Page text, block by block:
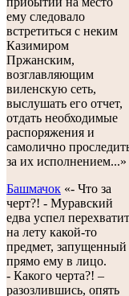
ему следовало
встретиться с неким
Казимиром
Пржанским,
возглавляющим
виленскую сеть,
выслушать его отчет,
отдать необходимые
распоряжения и
самолично
за их исполнением...»
Башмачок «- Что за
черт?! - Муравский
едва успел
на лету какой-то
предмет, запущенный
прямо ему в лицо.
- Какого черта?! –
разозлившись, опять